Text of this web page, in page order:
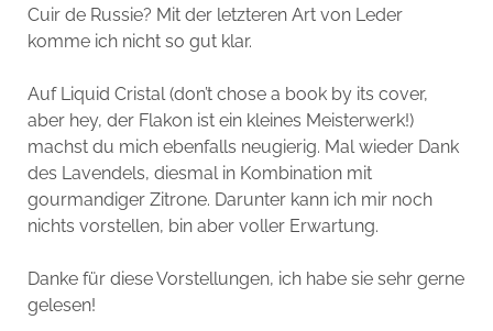
Cuir de Russie? Mit der letzteren Art von Leder
komme ich nicht so gut klar.
Auf Liquid Cristal (don’t chose a book by its cover,
aber hey, der Flakon ist ein kleines Meisterwerk!)
machst du mich ebenfalls neugierig. Mal wieder Dank
des Lavendels, diesmal in Kombination mit
gourmandiger Zitrone. Darunter kann ich mir noch
nichts vorstellen, bin aber voller Erwartung.
Danke für diese Vorstellungen, ich habe sie sehr gerne
gelesen!